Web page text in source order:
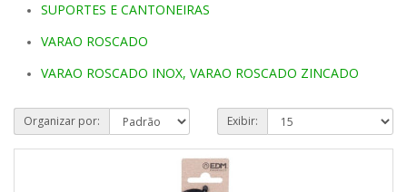
SUPORTES E CANTONEIRAS
VARAO ROSCADO
VARAO ROSCADO INOX, VARAO ROSCADO ZINCADO
Organizar por: Exibir: